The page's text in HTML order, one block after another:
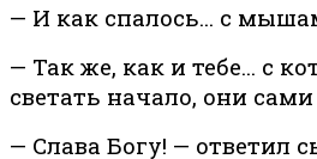
— И как спалось… с
— Так же, как и тебе… с
светать начало, они
— Слава Богу! — ответил